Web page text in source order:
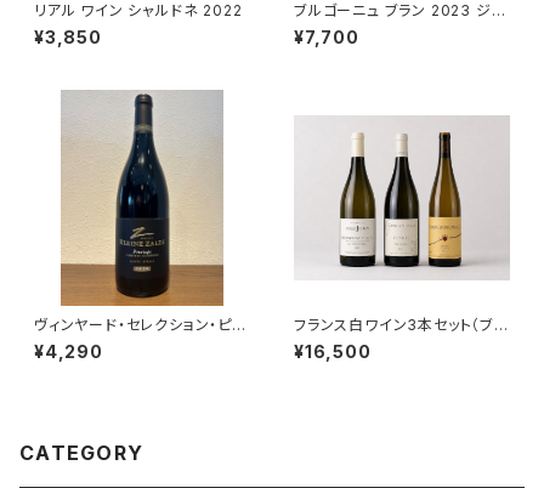
リアル ワイン シャルドネ 2022
¥3,850
ブルゴーニュ ブラン 2023 ジャ
ン・マルク・ボワイヨ 白ワイン 7
50ml
¥7,700
ヴィンヤード・セレクション・ピノ
タージュ 2023 クライン・ザル
ゼ・ワインズ
¥4,290
フランス白ワイン3本セット（ブル
ゴーニュ アリゴテ レ・クリュゾッ
ト 2023・シャブリ ペル・アスペ
¥16,500
CATEGORY